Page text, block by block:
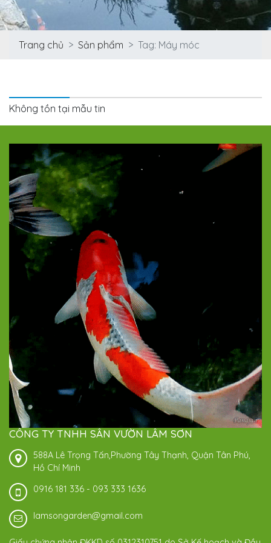
Trang chủ Sản phẩm Tag: Máy móc
Không tồn tại mẫu tin
CÔNG TY TNHH SÂN VƯỜN LÂM SƠN
588A Lê Trọng Tấn,Phường Tây Thạnh, Quận Tân Phú,
Hồ Chí Minh
0916 181 336 - 093 333 1636
lamsongarden@gmail.com